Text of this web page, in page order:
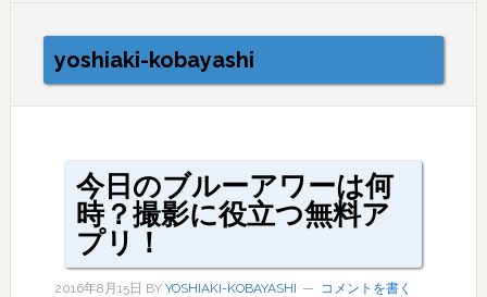
yoshiaki-kobayashi
今日のブルーアワーは何
時？撮影に役立つ無料ア
プリ！
2016年8月15日 BY YOSHIAKI-KOBAYASHI コメントを書く